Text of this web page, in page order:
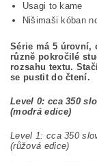
Usagi to kame
Nišimaši kóban
Série má 5 úrovní,
různě pokročilé
rozsahu textu.
se pustit do čtení.
Level 0: cca 350
(modrá edice)
Level 1: cca 350
(růžová edice)